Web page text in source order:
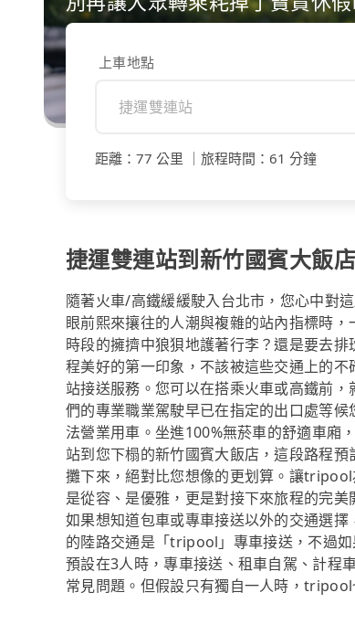
上車地點
距離 ： 77 公里 旅程時間 ： 61 分鐘
捷運雙連站到新竹國賓大飯
隨著火車/高鐵緩緩駛入台北市，您心中對
眼前熙來攘往的人潮與複雜的站內指標時
時段的擁擠中狼狽地護著行李？還是要去
程美好的第一印象，不該被這些交通上的
站接送服務。您可以在搭乘火車或高鐵前
們的專業職業駕駛早已在指定的出口處等
法營業用車。坐進100%無菸車的舒適車廂
站到您下榻的新竹國賓大飯店，這段路程
攤下來，絕對比您想像的更划算。讓
是從容、是優雅，更是對接下來旅程的完美
如果想知道包車或專車接送以外的交通選
的陸路交通是「tripool」專車接送，不過
預設在3人時，專車接送、租車自駕、計程
常見問題。但假設只有獨自一人時，tripool